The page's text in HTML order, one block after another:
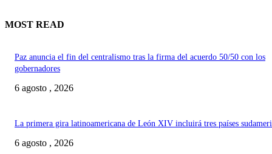
MOST READ
Paz anuncia el fin del centralismo tras la firma del acuerdo 50/50 con los
gobernadores
6 agosto , 2026
La primera gira latinoamericana de León XIV incluirá tres países
6 agosto , 2026